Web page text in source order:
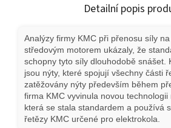
Detailní popis
Analýzy firmy KMC při přenosu síly
středovým motorem ukázaly, že
schopny tyto síly dlouhodobě snášet.
jsou nýty, které spojují všechny části
zatěžovány nýty především během
firma KMC vyvinula novou technologii
která se stala standardem a používá
řetězy KMC určené pro elektrokola.